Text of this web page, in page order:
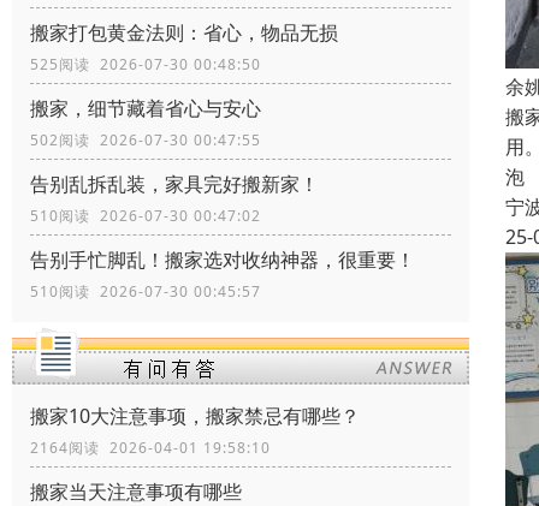
搬家打包黄金法则：省心，物品无损
525阅读 2026-07-30 00:48:50
搬家，细节藏着省心与安心
502阅读 2026-07-30 00:47:55
告别乱拆乱装，家具完好搬新家！
510阅读 2026-07-30 00:47:02
告别手忙脚乱！搬家选对收纳神器，很重要！
510阅读 2026-07-30 00:45:57
搬家10大注意事项，搬家禁忌有哪些？
2164阅读 2026-04-01 19:58:10
搬家当天注意事项有哪些
余
搬
用
泡
宁
25-